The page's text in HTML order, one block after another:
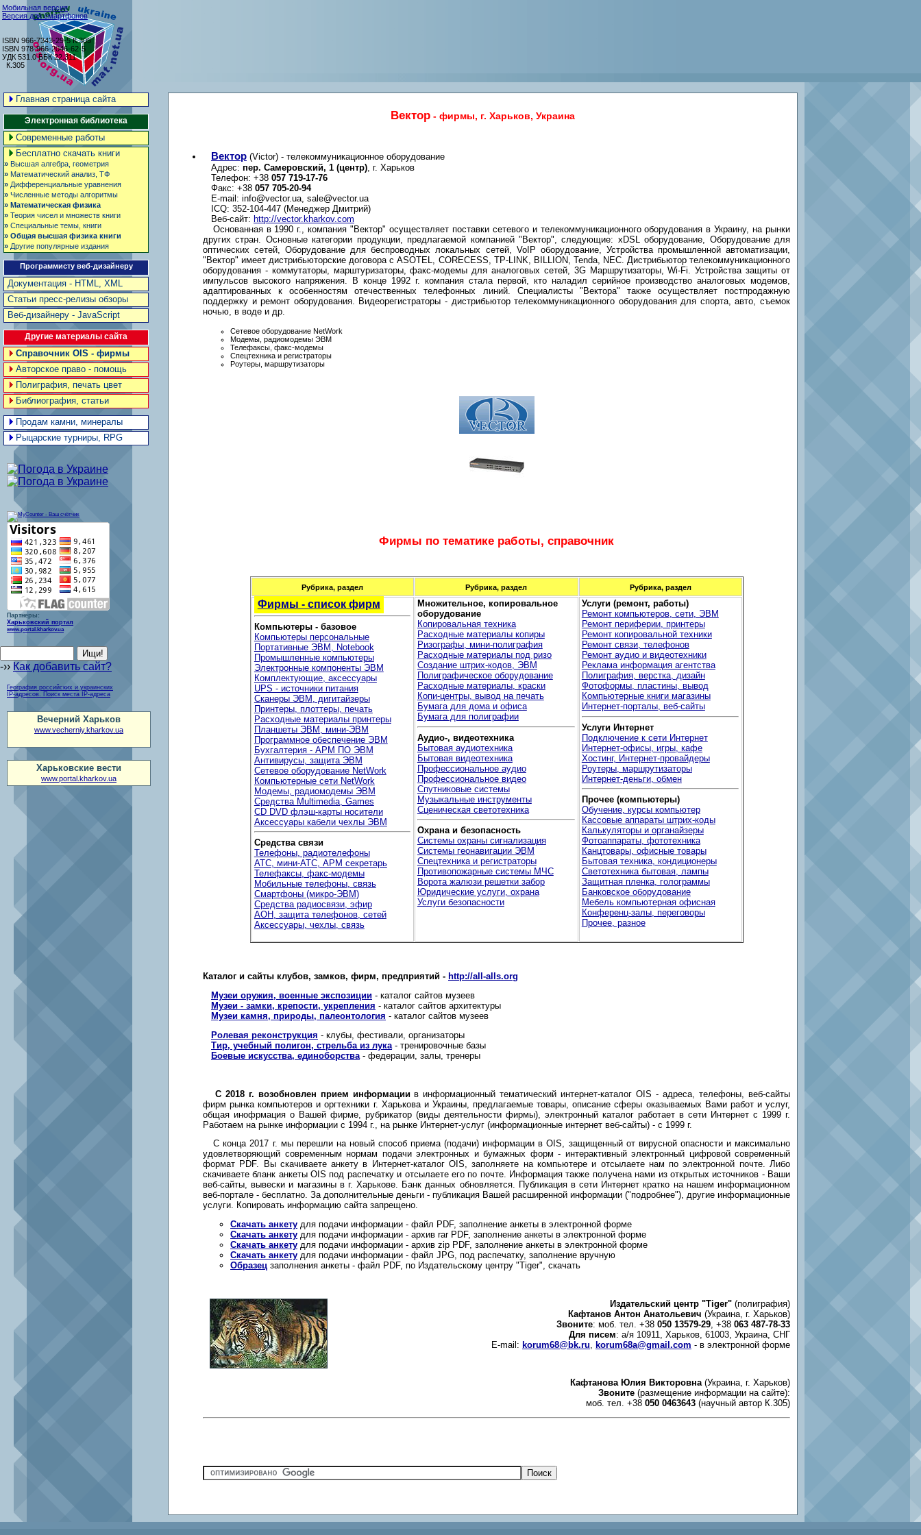
Мобильная версия
Версия для смартфонов
ISBN 966-7343-29-5 К.305
ISBN 978-966-2046-62-5
УДК 531.0 ББК 22.311
К.305
Главная страница сайта
Электронная библиотека
Современные работы
Бесплатно скачать книги
» Высшая алгебра, геометрия
» Математический анализ, ТФ
» Дифференциальные уравнения
» Численные методы алгоритмы
» Математическая физика
» Теория чисел и множеств книги
» Специальные темы, книги
» Общая высшая физика книги
» Другие популярные издания
Программисту веб-дизайнеру
Документация - HTML, XML
Статьи пресс-релизы обзоры
Веб-дизайнеру - JavaScript
Другие материалы сайта
Справочник OIS - фирмы
Авторское право - помощь
Полиграфия, печать цвет
Библиография, статьи
Продам камни, минералы
Рыцарские турниры, RPG
Вектор - фирмы, г. Харьков, Украина
Вектор (Victor) - телекоммуникационное оборудование
Адрес: пер. Самеровский, 1 (центр), г. Харьков
Телефон: +38 057 719-17-76
Факс: +38 057 705-20-94
E-mail: info@vector.ua, sale@vector.ua
ICQ: 352-104-447 (Менеджер Дмитрий)
Веб-сайт: http://vector.kharkov.com
Основанная в 1990 г., компания "Вектор" осуществляет поставки сетевого и телекоммуникационного оборудования в Украину, на рынки
других стран. Основные категории продукции, предлагаемой компанией "Вектор", следующие: xDSL оборудование, Оборудование для
оптических сетей, Оборудование для беспроводных локальных сетей, VoIP оборудование, Устройства промышленной автоматизации,
"Вектор" имеет дистрибьюторские договора с ASOTEL, CORECESS, TP-LINK, BILLION, Tenda, NEC. Дистрибьютор телекоммуникационного
оборудования - коммутаторы, марштуризаторы, факс-модемы для аналоговых сетей, 3G Маршрутизаторы, Wi-Fi. Устройства защиты от
импульсов высокого напряжения. В конце 1992 г. компания стала первой, кто наладил серийное производство аналоговых модемов,
адаптированных к особенностям отечественных телефонных линий. Специалисты "Вектора" также осуществляет постпродажную
поддержку и ремонт оборудования. Видеорегистраторы - дистрибьютор телекоммуникационного оборудования для спорта, авто, съемок
ночью, в воде и др.
Сетевое оборудование NetWork
Модемы, радиомодемы ЭВМ
Телефаксы, факс-модемы
Спецтехника и регистраторы
Роутеры, маршрутизаторы
Фирмы по тематике работы, справочник
Рубрика, раздел Рубрика, раздел Рубрика, раздел
Фирмы - список фирм
Компьютеры - базовое
Компьютеры персональные
Портативные ЭВМ, Notebook
Промышленные компьютеры
Электронные компоненты ЭВМ
Комплектующие, аксессуары
UPS - источники питания
Сканеры ЭВМ, дигитайзеры
Принтеры, плоттеры, печать
Расходные материалы принтеры
Планшеты ЭВМ, мини-ЭВМ
Программное обеспечение ЭВМ
Бухгалтерия - АРМ ПО ЭВМ
Антивирусы, защита ЭВМ
Сетевое оборудование NetWork
Компьютерные сети NetWork
Модемы, радиомодемы ЭВМ
Средства Multimedia, Games
CD DVD флэш-карты носители
Аксессуары кабели чехлы ЭВМ
Средства связи
Телефоны, радиотелефоны
АТС, мини-АТС, АРМ секретарь
Телефаксы, факс-модемы
Мобильные телефоны, связь
Смартфоны (микро-ЭВМ)
Средства радиосвязи, эфир
АОН, защита телефонов, сетей
Аксессуары, чехлы, связь
Множительное, копировальное
оборудование
Копировальная техника
Расходные материалы копиры
Ризографы, мини-полиграфия
Расходные материалы под ризо
Создание штрих-кодов, ЭВМ
Полиграфическое оборудование
Расходные материалы, краски
Копи-центры, вывод на печать
Бумага для дома и офиса
Бумага для полиграфии
Аудио-, видеотехника
Бытовая аудиотехника
Бытовая видеотехника
Профессиональное аудио
Профессиональное видео
Спутниковые системы
Музыкальные инструменты
Сценическая светотехника
Охрана и безопасность
Системы охраны сигнализация
Системы геонавигации ЭВМ
Спецтехника и регистраторы
Противопожарные системы МЧС
Ворота жалюзи решетки забор
Юридические услуги, охрана
Услуги безопасности
Услуги (ремонт, работы)
Ремонт компьютеров, сети, ЭВМ
Ремонт периферии, принтеры
Ремонт копировальной техники
Ремонт связи, телефонов
Ремонт аудио и видеотехники
Реклама информация агентства
Полиграфия, верстка, дизайн
Фотоформы, пластины, вывод
Компьютерные книги магазины
Интернет-порталы, веб-сайты
Услуги Интернет
Подключение к сети Интернет
Интернет-офисы, игры, кафе
Хостинг, Интернет-провайдеры
Роутеры, маршрутизаторы
Интернет-деньги, обмен
Прочее (компьютеры)
Обучение, курсы компьютер
Кассовые аппараты штрих-коды
Калькуляторы и органайзеры
Фотоаппараты, фототехника
Канцтовары, офисные товары
Бытовая техника, кондиционеры
Светотехника бытовая, лампы
Защитная пленка, голограммы
Банковское оборудование
Мебель компьютерная офисная
Конференц-залы, переговоры
Прочее, разное
Каталог и сайты клубов, замков, фирм, предприятий - http://all-alls.org
Музеи оружия, военные экспозиции - каталог сайтов музеев
Музеи - замки, крепости, укрепления - каталог сайтов архитектуры
Музеи камня, природы, палеонтология - каталог сайтов музеев
Ролевая реконструкция - клубы, фестивали, организаторы
Тир, учебный полигон, стрельба из лука- тренировочные базы
Боевые искусства, единоборства- федерации, залы, тренеры
С 2018 г. возобновлен прием информациив информационный тематический интернет-каталог OIS - адреса, телефоны, веб-сайты
фирм рынка компьютеров и оргтехники г. Харькова и Украины, предлагаемые товары, описание сферы оказываемых Вами работ и услуг,
общая инофрмация о Вашей фирме, рубрикатор (виды деятельности фирмы), электронный каталог работает в сети Интернет с 1999 г.
Работаем на рынке информации с 1994 г., на рынке Интернет-услуг (информационные интернет веб-сайты) - с 1999 г.
С конца 2017 г. мы перешли на новый способ приема (подачи) информации в OIS, защищенный от вирусной опасности и максимально
удовлетворяющий современным нормам подачи электронных и бумажных форм - интерактивный электронный цифровой современный
формат PDF. Вы скачиваете анкету в Интернет-каталог OIS, заполняете на компьютере и отсылаете нам по электронной почте. Либо
скачиваете бланк анкеты OIS под распечатку и отсылаете его по почте. Информация также получена нами из открытых источников - Ваши
веб-сайты, вывески и магазины в г. Харькове. Банк данных обновляется. Публикация в сети Интернет кратко на нашем информационном
веб-портале - бесплатно. За дополнительные деньги - публикация Вашей расширенной информации ("подробнее"), другие информационные
услуги. Копировать информацию сайта запрещено.
Скачать анкету для подачи информации - файл PDF, заполнение анкеты в электронной форме
Скачать анкету для подачи информации - архив rar PDF, заполнение анкеты в электронной форме
Скачать анкету для подачи информации - архив zip PDF, заполнение анкеты в электронной форме
Скачать анкету для подачи информации - файл JPG, под распечатку, заполнение вручную
Образец заполнения анкеты - файл PDF, по Издательскому центру "Tiger", скачать
Издательский центр "Tiger" (полиграфия)
Кафтанов Антон Анатольевич (Украина, г. Харьков)
Звоните: моб. тел. +38 050 13579-29 , +38 063 487-78-33
Для писем: а/я 10911, Харьков, 61003, Украина, СНГ
E-mail: korum68@bk.ru korum68a@gmail.com - в электронной форме
Кафтанова Юлия Викторовна(Украина, г. Харьков)
Звоните (размещение информации на сайте):
моб. тел. +38 050 0463643 (научный автор К.305)
Партнеры:
Харьковский портал
www.portal.kharkov.ua
-›› Как добавить сайт?
География российских и украинских
IP-адресов. Поиск места IP-адреса
Вечерний Харьков
www.vecherniy.kharkov.ua
Харьковские вести
www.portal.kharkov.ua